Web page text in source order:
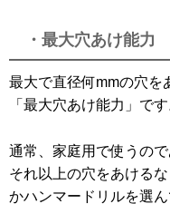
・最大穴あけ能力
最大で直径何mmの穴を
「最大穴あけ能力」です
通常、家庭用で使うの
それ以上の穴をあける
かハンマードリルを選ん